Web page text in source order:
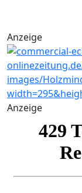
Anzeige
Anzeige